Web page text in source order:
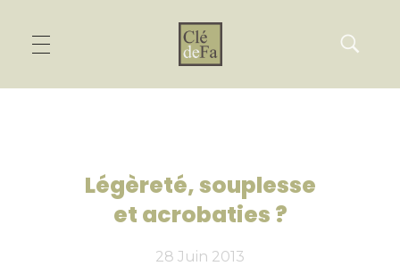
Légèreté, souplesse
et acrobaties ?
28 Juin 2013